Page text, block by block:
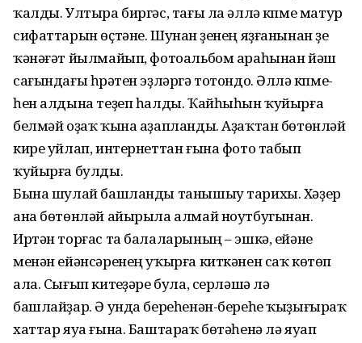
ҡалды. Ултыра биргәс, тағы ла әллә күпме матур
сифаттарын өҫтәне. Шунан үҙенең яҙғанынан үҙе
ҡәнәғәт йылмайып, фотоальбом араһынан йәш
сағындағы һүрәтен эҙләргә тотондо. Әллә күпме­
һен алдына теҙеп һалды. Ҡайһыһын ҡуйырға
белмәй оҙаҡ ҡына аҙапланды. Аҙаҡтан бөтөнләй
кире уйлап, интернеттан ғына фото табып
ҡуйырға булды.
Бына шулай башланды танышыу тарихы. Хәҙер
ана бөтөнләй айырыла алмай ноутбугынан.
Иртән торғас та балаларының – эшкә, ейәне
менән ейәнсәренең уҡырға киткәнен саҡ көтөп
ала. Сығып китеүҙәре була, серләшә лә
башлайҙар. Ә унда береһенән-береһе ҡыҙығыраҡ
хаттар яуа ғына. Баштараҡ бөтәһенә лә яуап